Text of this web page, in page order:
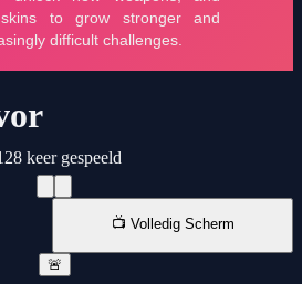
keer gespeeld
📺 Volledig Scherm
🚨